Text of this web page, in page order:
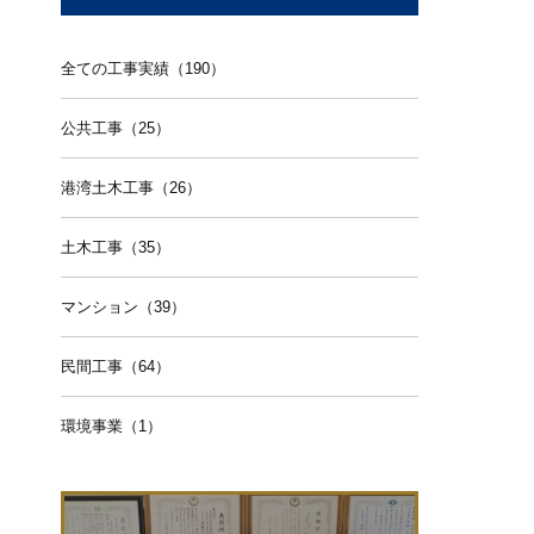
全ての工事実績（190）
公共工事（25）
港湾土木工事（26）
土木工事（35）
マンション（39）
民間工事（64）
環境事業（1）